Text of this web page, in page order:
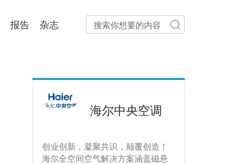
报告 杂志
海尔中央空调
创业创新，凝聚共识，颠覆创造！
海尔全空间空气解决方案涵盖磁悬